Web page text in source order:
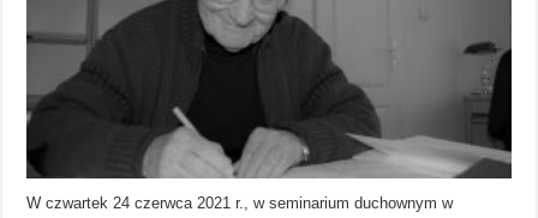
W czwartek 24 czerwca 2021 r., w seminarium duchownym w